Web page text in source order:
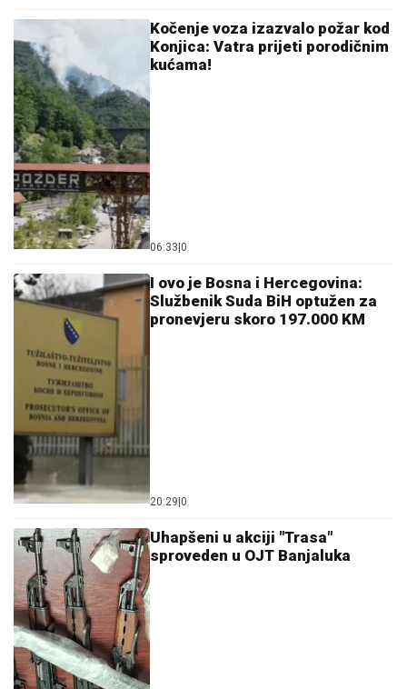
Kočenje voza izazvalo požar kod
Konjica: Vatra prijeti porodičnim
kućama!
06:33 0
I ovo je Bosna i Hercegovina:
Službenik Suda BiH optužen za
pronevjeru skoro 197.000 KM
20:29 0
Uhapšeni u akciji "Trasa"
sproveden u OJT Banjaluka